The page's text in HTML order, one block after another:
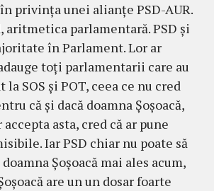
privința unei alianțe PSD-AUR.
aritmetica parlamentară. PSD și
în Parlament. Lor ar
toți parlamentarii care au
SOS și POT, ceea ce nu cred
că și dacă doamna Șoșoacă,
asta, cred că ar pune
Iar PSD chiar nu poate să
Șoșoacă mai ales acum,
are un un dosar foarte